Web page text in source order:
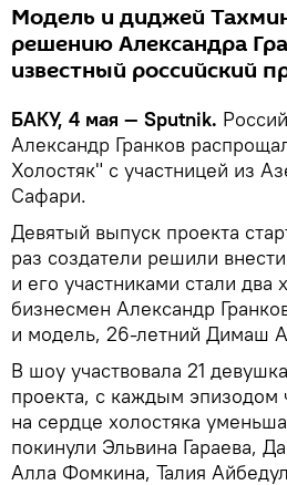
Модель и диджей
решению Александра
известный российский
БАКУ, 4 мая — Sputnik.
Александр Гранков
Холостяк" с участницей из
Сафари.
Девятый выпуск проекта
раз создатели решили
и его участниками стали два
бизнесмен Александр
и модель, 26-летний Димаш
В шоу участвовала 21
проекта, с каждым эпизодом
на сердце холостяка
покинули Эльвина Гараева,
Алла Фомкина, Талия